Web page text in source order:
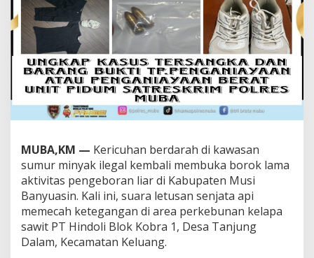
P
e
l
a
u
n
e
m
b
a
k
a
n
MUBA,KM — Kericuhan berdarah di kawasan
sumur minyak ilegal kembali membuka borok lama
aktivitas pengeboran liar di Kabupaten Musi
Banyuasin. Kali ini, suara letusan senjata api
memecah ketegangan di area perkebunan kelapa
sawit PT Hindoli Blok Kobra 1, Desa Tanjung
Dalam, Kecamatan Keluang.